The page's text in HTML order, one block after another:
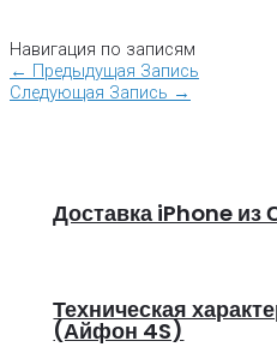
Навигация по записям
← Предыдущая Запись
Следующая Запись →
Доставка iPhone
Техническая
(Айфон 4S)